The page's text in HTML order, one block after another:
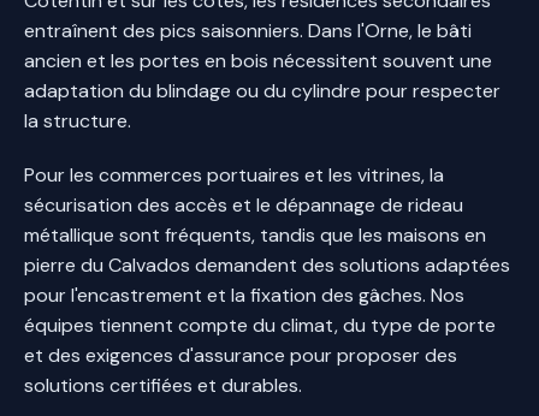
entraînent des pics saisonniers. Dans l'Orne, le bâti
ancien et les portes en bois nécessitent souvent une
adaptation du blindage ou du cylindre pour respecter
la structure.
Pour les commerces portuaires et les vitrines, la
sécurisation des accès et le dépannage de rideau
métallique sont fréquents, tandis que les maisons en
pierre du Calvados demandent des solutions adaptées
pour l'encastrement et la fixation des gâches. Nos
équipes tiennent compte du climat, du type de porte
et des exigences d'assurance pour proposer des
solutions certifiées et durables.